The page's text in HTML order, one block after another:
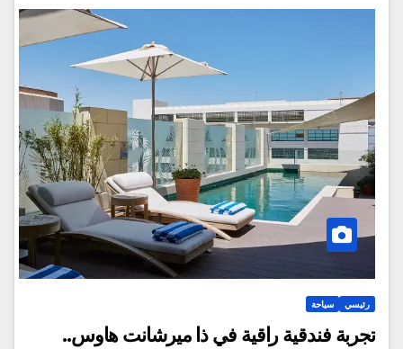
رئيسي سياحة
تجربة فندقية راقية في ذا ميرشانت هاوس..